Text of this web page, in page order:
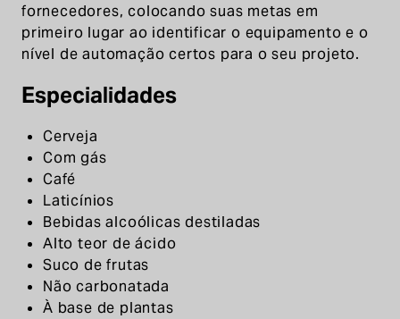
fornecedores, colocando suas metas em
primeiro lugar ao identificar o equipamento e o
nível de automação certos para o seu projeto.
Especialidades
Cerveja
Com gás
Café
Laticínios
Bebidas alcoólicas destiladas
Alto teor de ácido
Suco de frutas
Não carbonatada
À base de plantas